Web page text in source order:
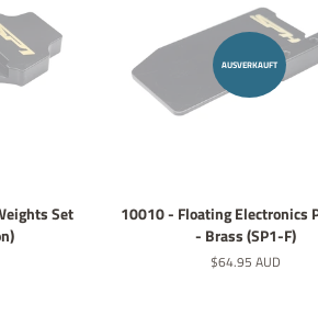
Set
AUSVERKAUFT
10010 - Floating Electronics
- Brass (SP1-F)
Normaler
$64.95 AUD